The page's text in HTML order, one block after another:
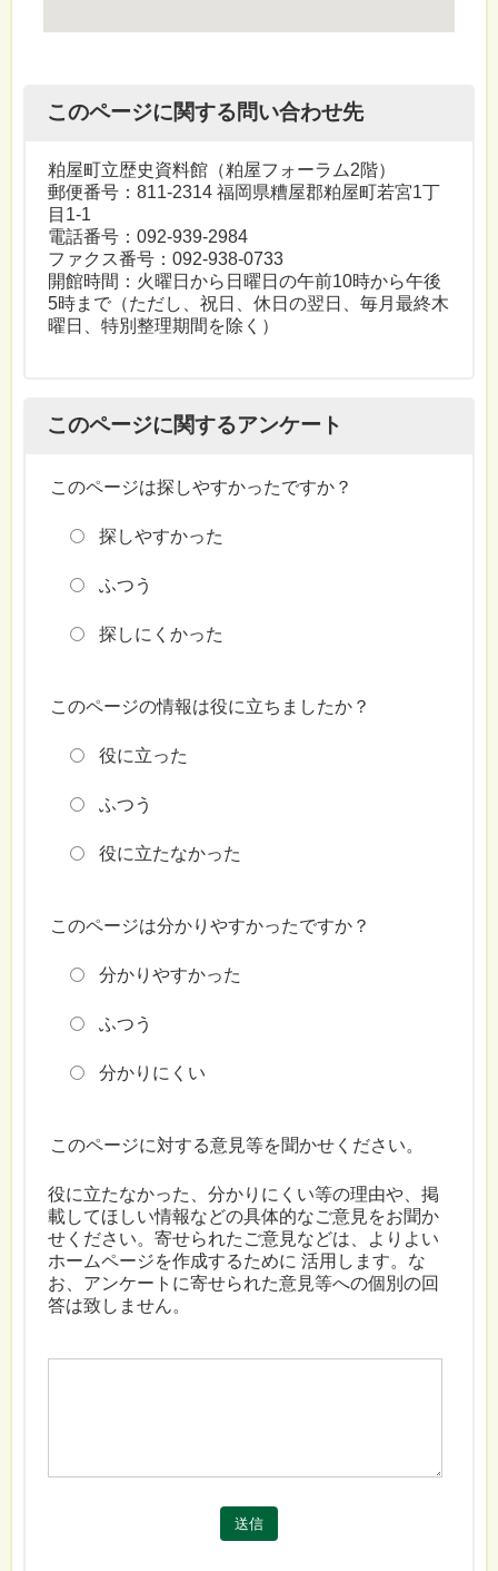
このページに関する問い合わせ先
粕屋町立歴史資料館（粕屋フォーラム2階）
郵便番号：811-2314 福岡県糟屋郡粕屋町若宮1丁
目1-1
電話番号：092-939-2984
ファクス番号：092-938-0733
開館時間：火曜日から日曜日の午前10時から午後
5時まで（ただし、祝日、休日の翌日、毎月最終木
曜日、特別整理期間を除く）
このページに関するアンケート
このページは探しやすかったですか？
探しやすかった
ふつう
探しにくかった
このページの情報は役に立ちましたか？
役に立った
ふつう
役に立たなかった
このページは分かりやすかったですか？
分かりやすかった
ふつう
分かりにくい
このページに対する意見等を聞かせください。
役に立たなかった、分かりにくい等の理由や、掲
載してほしい情報などの具体的なご意見をお聞か
せください。寄せられたご意見などは、よりよい
ホームページを作成するために 活用します。な
お、アンケートに寄せられた意見等への個別の回
答は致しません。
送信